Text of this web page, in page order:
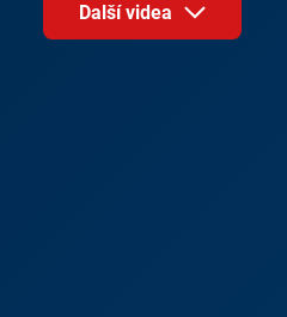
Další videa